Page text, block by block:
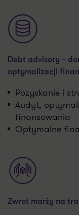
Debt advisory –
optymalizacji
Pozyskanie i
Audyt,
finansowania
Optymalne
Zwrot marży na